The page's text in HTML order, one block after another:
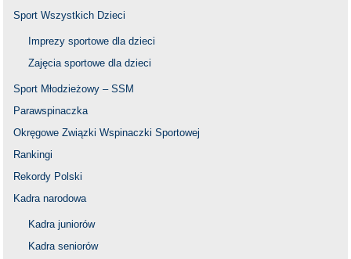
Sport Wszystkich Dzieci
Imprezy sportowe dla dzieci
Zajęcia sportowe dla dzieci
Sport Młodzieżowy – SSM
Parawspinaczka
Okręgowe Związki Wspinaczki Sportowej
Rankingi
Rekordy Polski
Kadra narodowa
Kadra juniorów
Kadra seniorów